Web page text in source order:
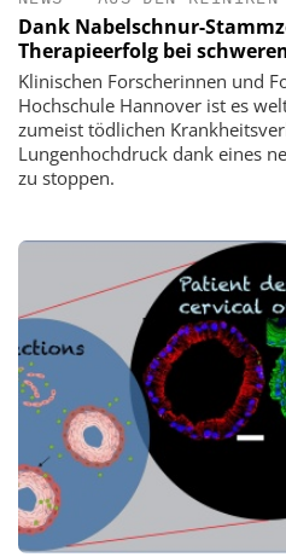
Dank Nabelschnur-
Therapieerfolg bei
Klinischen Forscherinnen und
Hochschule Hannover ist es
zumeist tödlichen
Lungenhochdruck dank eines
zu stoppen.